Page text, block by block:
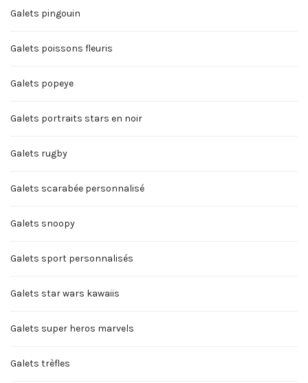
Galets pingouin
Galets poissons fleuris
Galets popeye
Galets portraits stars en noir
Galets rugby
Galets scarabée personnalisé
Galets snoopy
Galets sport personnalisés
Galets star wars kawaiis
Galets super heros marvels
Galets trèfles